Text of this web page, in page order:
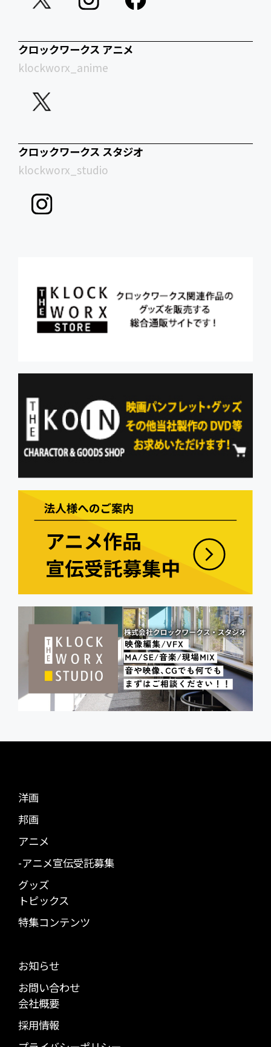
クロックワークス アニメ
klockworx_anime
クロックワークス スタジオ
klockworx_studio
洋画
邦画
アニメ
-アニメ宣伝受託募集
グッズ
トピックス
特集コンテンツ
お知らせ
お問い合わせ
会社概要
採用情報